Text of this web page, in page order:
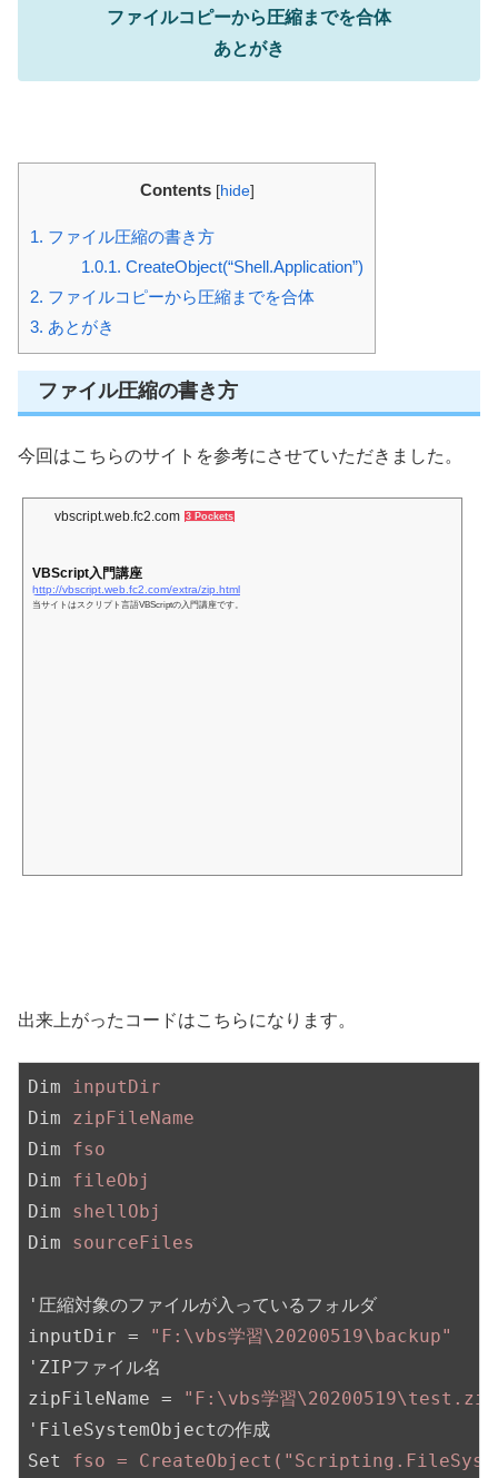
ファイルコピーから圧縮までを合体
あとがき
Contents [hide]
1. ファイル圧縮の書き方
1.0.1. CreateObject(“Shell.Application”)
2. ファイルコピーから圧縮までを合体
3. あとがき
ファイル圧縮の書き方
今回はこちらのサイトを参考にさせていただきました。
vbscript.web.fc2.com 3 Pockets
VBScript入門講座
http://vbscript.web.fc2.com/extra/zip.html
当サイトはスクリプト言語VBScriptの入門講座です。
出来上がったコードはこちらになります。
Dim
inputDir
Dim
zipFileName
Dim
fso
Dim
fileObj
Dim
shellObj
Dim
sourceFiles
'圧縮対象のファイルが入っているフォルダ
inputDir =
"F:\vbs学習\20200519\backup"
'ZIPファイル名
zipFileName =
"F:\vbs学習
'FileSystemObjectの作成
Set
fso =